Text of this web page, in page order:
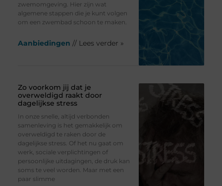
zwemomgeving. Hier zijn wat
algemene stappen die je kunt volgen
om een zwembad schoon te maken.
Aanbiedingen // Lees verder »
Zo voorkom jij dat je
overweldigd raakt door
dagelijkse stress
In onze snelle, altijd verbonden
samenleving is het gemakkelijk om
overweldigd te raken door de
dagelijkse stress. Of het nu gaat om
werk, sociale verplichtingen of
persoonlijke uitdagingen, de druk kan
soms te veel worden. Maar met een
paar slimme